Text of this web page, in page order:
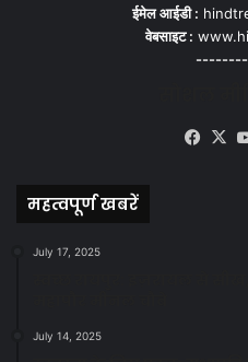
ईमेल आईडी :
वेबसाइट :
X
महत्वपूर्ण खबरें
July 17, 2025
July 14, 2025